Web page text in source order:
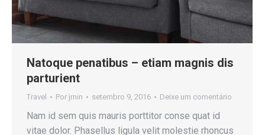
Natoque penatibus – etiam magnis dis
parturient
Travel Por jrnin setembro 9, 2016 Deixe um comentário
Nam id sem quis mauris porttitor conse quat id
vitae dolor. Phasellus ligula velit molestie rhoncus